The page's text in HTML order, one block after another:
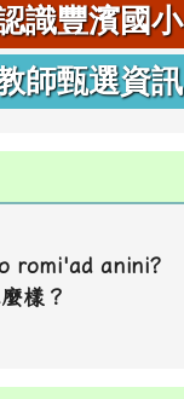
識豐濱國小
師甄選資訊
romi'ad anini?
樣？